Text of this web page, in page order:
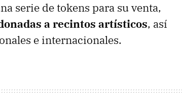
serie de tokens para su venta,
a recintos artísticos, así
e internacionales.